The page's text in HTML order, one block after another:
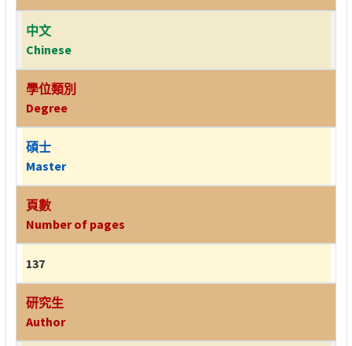
中文
Chinese
學位類別
Degree
碩士
Master
頁數
Number of pages
137
研究生
Author